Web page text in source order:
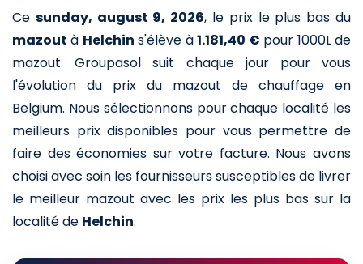
Ce sunday, august 9, 2026, le prix le plus bas du
mazout à Helchin s'élève à1.181,40 € pour 1000L de
mazout. Groupasol suit chaque jour pour vous
l'évolution du prix du mazout de chauffage en
Belgium. Nous sélectionnons pour chaque localité les
meilleurs prix disponibles pour vous permettre de
faire des économies sur votre facture. Nous avons
choisi avec soin les fournisseurs susceptibles de livrer
le meilleur mazout avec les prix les plus bas sur la
localité de Helchin.